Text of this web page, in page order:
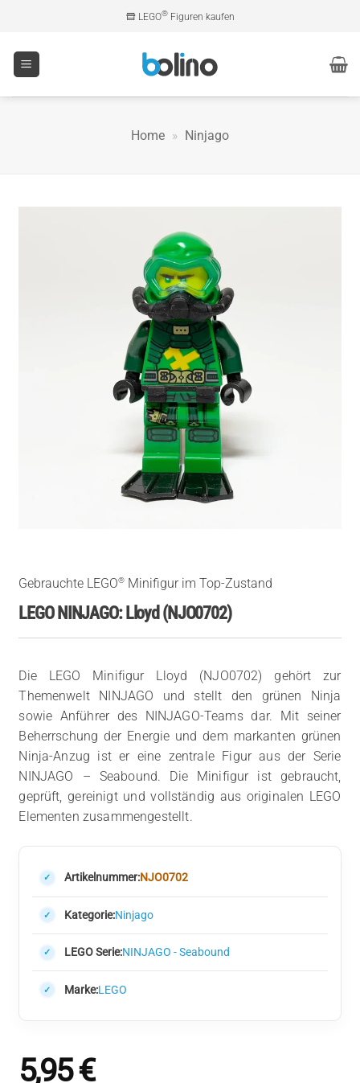
springen
LEGO®Figuren kaufen
Home » Ninjago
Gebrauchte LEGO® Minifigur im Top-Zustand
LEGO NINJAGO: Lloyd (NJO0702)
Die LEGO Minifigur Lloyd (NJO0702) gehört zur
Themenwelt NINJAGO und stellt den grünen Ninja
sowie Anführer des NINJAGO-Teams dar. Mit seiner
Beherrschung der Energie und dem markanten grünen
Ninja-Anzug ist er eine zentrale Figur aus der Serie
NINJAGO – Seabound. Die Minifigur ist gebraucht,
geprüft, gereinigt und vollständig aus originalen LEGO
Elementen zusammengestellt.
Artikelnummer:NJO0702
Kategorie:Ninjago
LEGO Serie:NINJAGO - Seabound
Marke:LEGO
5,95€